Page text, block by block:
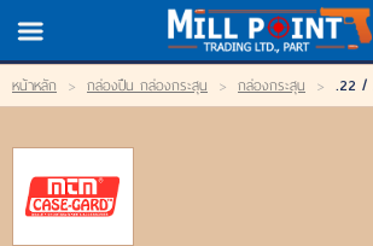
TH/EN
LOGIN REGISTER
หน้าหลัก > กล่องปืน กล่องกระสุน > กล่องกระสุน > .22 /